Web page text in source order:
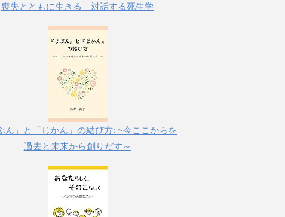
喪失とともに生きる―対話する死生学
ん」と「じかん」の結び方: ~今ここからを
過去と未来から創りだす～